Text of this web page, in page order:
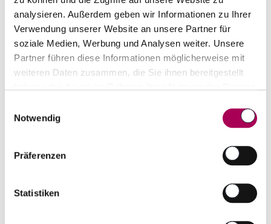
analysieren. Außerdem geben wir Informationen zu Ihrer
Verwendung unserer Website an unsere Partner für
soziale Medien, Werbung und Analysen weiter. Unsere
Partner führen diese Informationen möglicherweise mit
weiteren Daten zusammen, die Sie ihnen bereitgestellt
Notwendig
Präferenzen
Statistiken
Smokehead Sherry Cask Blast Scotch Single Malt
CHF 98.00
inkl. 8.1% MwSt.
hinzufügen